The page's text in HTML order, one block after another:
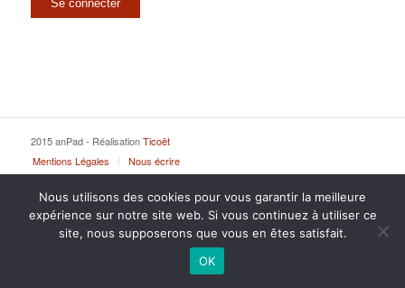
2015 anPad - RéalisationTicoët
Mentions Légales
Nous écrire
Nous utilisons des cookies pour vous garantir la meilleure
expérience sur notre site web. Si vous continuez à utiliser ce
site, nous supposerons que vous en êtes satisfait.
OK